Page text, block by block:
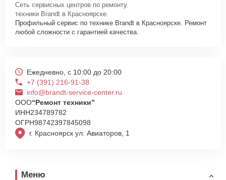
Сеть сервисных центров по ремонту
техники Brandt в Красноярске.
Профильный сервис по технике Brandt в Красноярске. Ремонт
любой сложности с гарантией качества.
г. Красноярск ул. Авиаторов, 1
Ежедневно, с 10:00 до 20:00
+7 (391) 216-91-38
info@brandt-service-center.ru
ООО“Ремонт техники”
ИНН234789782
ОГРН98742397845098
Меню